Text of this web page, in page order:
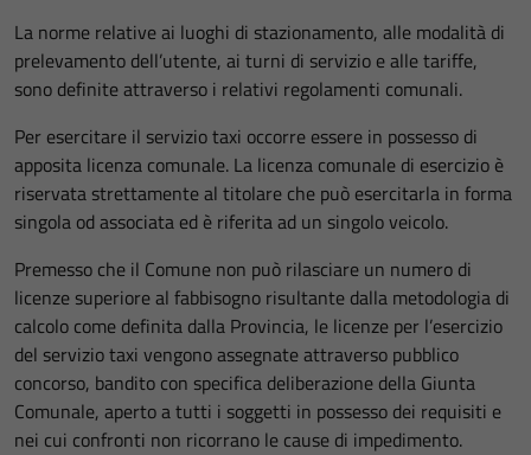
La norme relative ai luoghi di stazionamento, alle modalità di
prelevamento dell’utente, ai turni di servizio e alle tariffe,
sono definite attraverso i relativi regolamenti comunali.
Per esercitare il servizio taxi occorre essere in possesso di
apposita licenza comunale. La licenza comunale di esercizio è
riservata strettamente al titolare che può esercitarla in forma
singola od associata ed è riferita ad un singolo veicolo.
Premesso che il Comune non può rilasciare un numero di
licenze superiore al fabbisogno risultante dalla metodologia di
calcolo come definita dalla Provincia, le licenze per l’esercizio
del servizio taxi vengono assegnate attraverso pubblico
concorso, bandito con specifica deliberazione della Giunta
Comunale, aperto a tutti i soggetti in possesso dei requisiti e
nei cui confronti non ricorrano le cause di impedimento.